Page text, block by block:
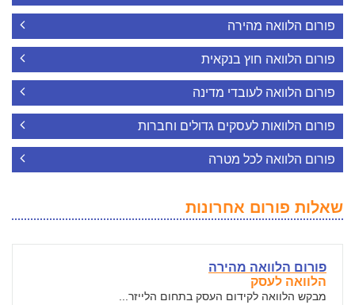
פורום הלוואה מהירה
פורום הלוואה חוץ בנקאית
פורום הלוואה לעובדי מדינה
פורום הלוואות לעסקים גדולים וחברות
פורום הלוואה לכל מטרה
שאלות פורום אחרונות
פורום הלוואה מהירה
הלוואה לעסק
מבקש הלוואה לקידום העסק בתחום הלייזר...